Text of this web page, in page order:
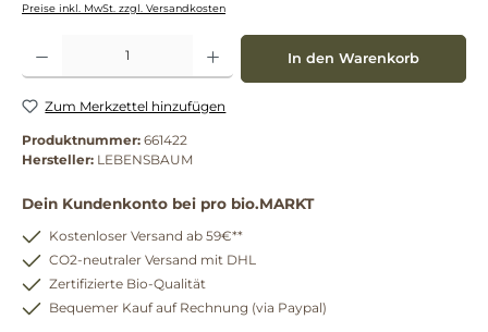
Preise inkl. MwSt. zzgl. Versandkosten
Produkt Anzahl: Gib den gewünschten Wert ein oder benutze die Schaltflächen um
In den Warenkorb
Zum Merkzettel hinzufügen
Produktnummer: 661422
Hersteller: LEBENSBAUM
Dein Kundenkonto bei pro bio.MARKT
Kostenloser Versand ab 59€**
CO2-neutraler Versand mit DHL
Zertifizierte Bio-Qualität
Bequemer Kauf auf Rechnung (via Paypal)